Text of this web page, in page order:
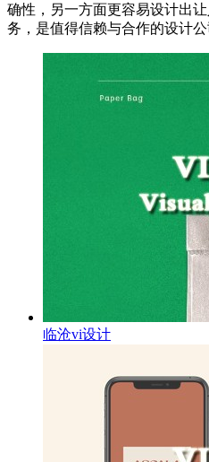
确性，另一方面更容易设计出
务，是值得信赖与合作的设计
临沧vi设计